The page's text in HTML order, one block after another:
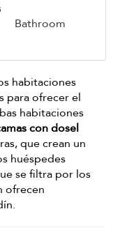
Bathroom
habitaciones
para ofrecer el
habitaciones
con dosel
que crean un
huéspedes
se filtra por los
ofrecen